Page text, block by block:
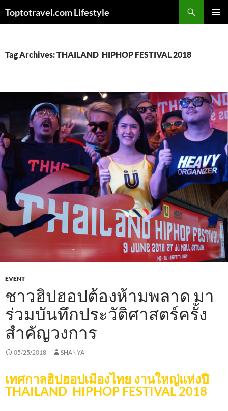
Toptotravel.com Lifestyle
Tag Archives: THAILAND HIPHOP FESTIVAL 2018
EVENT
ชาวฮิปฮอปต้องห้ามพลาด มา
ร่วมบันทึกประวัติศาสตร์ครั้ง
สำคัญวงการ
05/25/2018 SHANYA
เทศกาลฮิปฮอปเมืองไทย งานใหญ่แห่งปี
THAILAND HIPHOP FESTIVAL 2018